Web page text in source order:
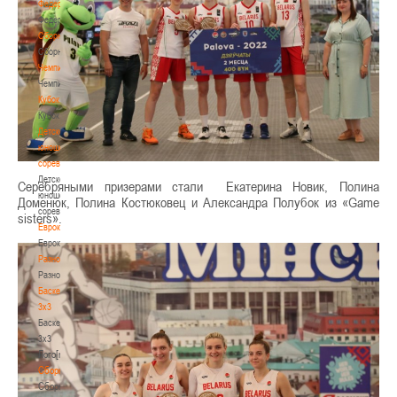
Федерация
Федерация
Сборные
Сборные
Чемпионат
Чемпионат
Кубок
Кубок
Детско-
юношеские
соревнования
Детско-
юношеские
соревнования
Еврокубки
Еврокубки
Разное
Разное
Баскетбол
3х3
Баскетбол
3х3
Лого[modid=121]
Сборные
Сборные
Серебряными призерами стали Екатерина Новик, Полина
Доменюк, Полина Костюковец и Александра Полубок из «Game
sisters».